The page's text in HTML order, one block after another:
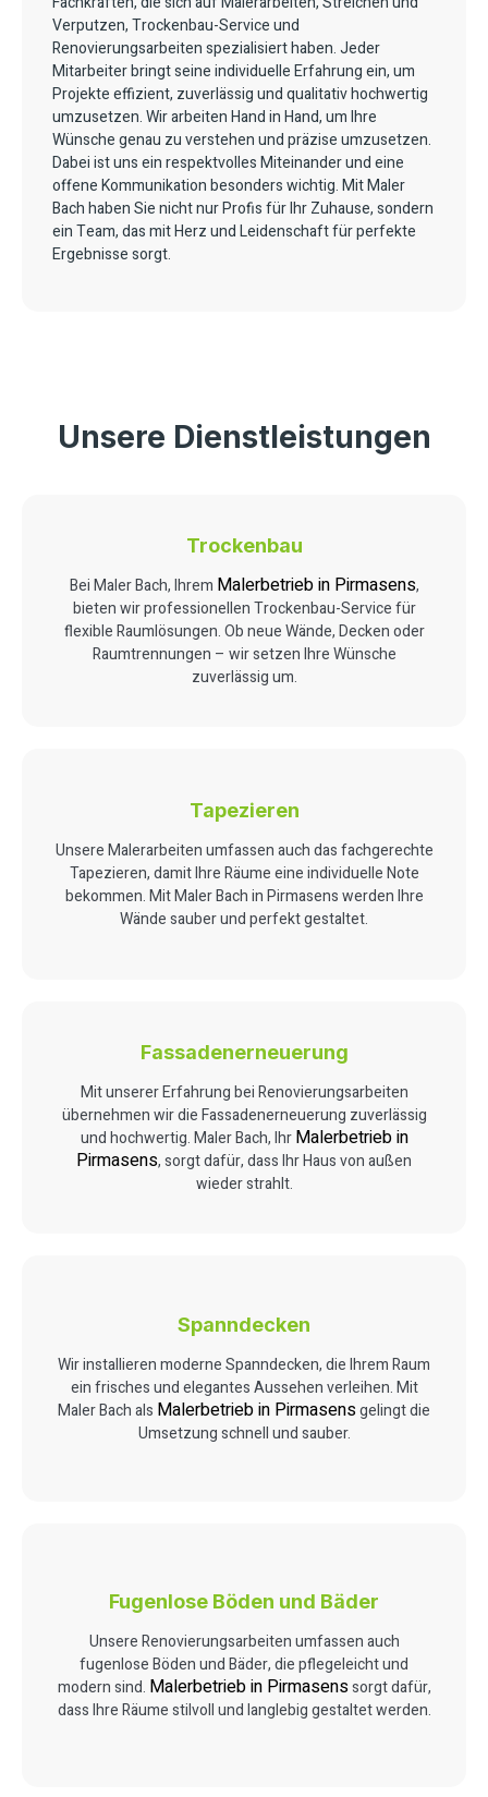
Verputzen, Trockenbau-Service und
Renovierungsarbeiten spezialisiert haben. Jeder
Mitarbeiter bringt seine individuelle Erfahrung ein, um
Projekte effizient, zuverlässig und qualitativ hochwertig
umzusetzen. Wir arbeiten Hand in Hand, um Ihre
Wünsche genau zu verstehen und präzise umzusetzen.
Dabei ist uns ein respektvolles Miteinander und eine
offene Kommunikation besonders wichtig. Mit Maler
Bach haben Sie nicht nur Profis für Ihr Zuhause, sondern
ein Team, das mit Herz und Leidenschaft für perfekte
Ergebnisse sorgt.
Unsere Dienstleistungen
Trockenbau
Bei Maler Bach, Ihrem Malerbetrieb in Pirmasens,
bieten wir professionellen Trockenbau-Service für
flexible Raumlösungen. Ob neue Wände, Decken oder
Raumtrennungen – wir setzen Ihre Wünsche
zuverlässig um.
Tapezieren
Unsere Malerarbeiten umfassen auch das fachgerechte
Tapezieren, damit Ihre Räume eine individuelle Note
bekommen. Mit Maler Bach in Pirmasens werden Ihre
Wände sauber und perfekt gestaltet.
Fassadenerneuerung
Mit unserer Erfahrung bei Renovierungsarbeiten
übernehmen wir die Fassadenerneuerung zuverlässig
und hochwertig. Maler Bach, IhrMalerbetrieb in
Pirmasens, sorgt dafür, dass Ihr Haus von außen
wieder strahlt.
Spanndecken
Wir installieren moderne Spanndecken, die Ihrem Raum
ein frisches und elegantes Aussehen verleihen. Mit
Maler Bach als Malerbetrieb in Pirmasensgelingt die
Umsetzung schnell und sauber.
Fugenlose Böden und Bäder
Unsere Renovierungsarbeiten umfassen auch
fugenlose Böden und Bäder, die pflegeleicht und
modern sind. Malerbetrieb in Pirmasenssorgt dafür,
dass Ihre Räume stilvoll und langlebig gestaltet werden.